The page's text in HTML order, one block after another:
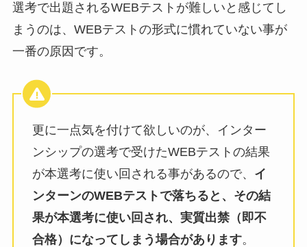
選考で出題されるWEBテストが難しいと感じてし
まうのは、WEBテストの形式に慣れていない事が
一番の原因です。
更に一点気を付けて欲しいのが、インター
ンシップの選考で受けたWEBテストの結果
が本選考に使い回される事があるので、 イ
ンターンのWEBテストで落ちると、その結
果が本選考に使い回され、実質出禁（即不
合格）になってしまう場合があります。